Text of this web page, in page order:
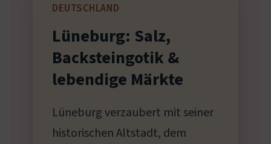
DEUTSCHLAND
Lüneburg: Salz,
Backsteingotik &
lebendige Märkte
Lüneburg verzaubert mit seiner
historischen Altstadt, dem